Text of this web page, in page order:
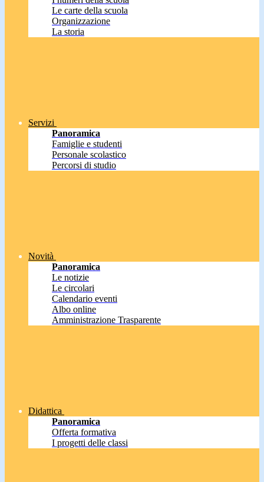
Le carte della scuola
Organizzazione
La storia
Servizi
Panoramica
Famiglie e studenti
Personale scolastico
Percorsi di studio
Novità
Panoramica
Le notizie
Le circolari
Calendario eventi
Albo online
Amministrazione Trasparente
Didattica
Panoramica
Offerta formativa
I progetti delle classi